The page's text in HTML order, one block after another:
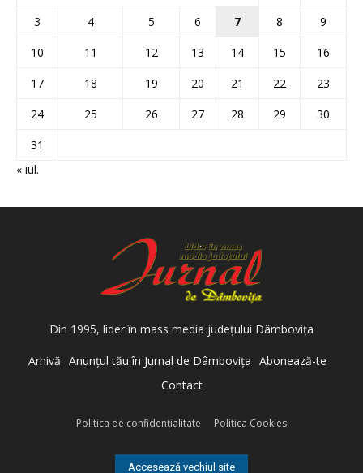
3
4 5 6 7 8
9
10
11 12 13 14 15
16
17
18 19 20 21 22
23
24
25 26 27 28 29
30
31
« iul.
Din 1995, lider în mass media judeţului Dâmboviţa
Arhivă Anunţul tău în Jurnal de Dâmboviţa Abonează-te
Contact
Politica de confidenţialitate Politica Cookies
Accesează vechiul site